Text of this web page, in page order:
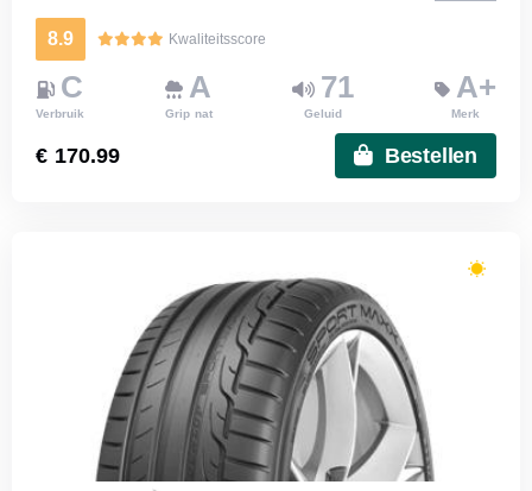
8.9 Kwaliteitsscore
C
Verbruik
A
Grip nat
71
Geluid
A+
Merk
€ 170.99 Bestellen